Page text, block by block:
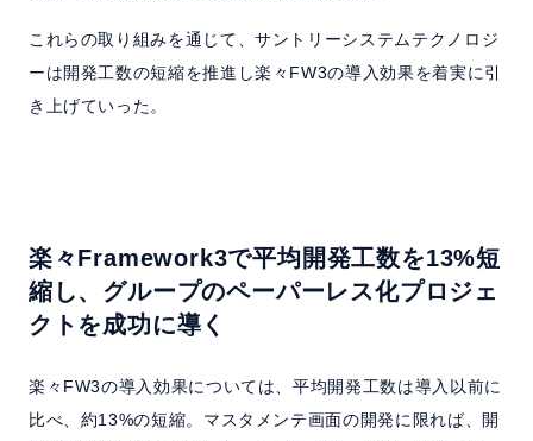
これらの取り組みを通じて、サントリーシステムテクノロジ
ーは開発工数の短縮を推進し楽々FW3の導入効果を着実に引
き上げていった。
楽々Framework3で平均開発工数を13%短
縮し、 グループのペーパーレス化プロジェ
クトを成功に導く
楽々FW3の導入効果については、平均開発工数は導入以前に
比べ、約13%の短縮。マスタメンテ画面の開発に限れば、開